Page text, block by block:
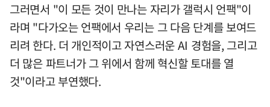
그러면서 "이 모든 것이 만나는 자리가 갤럭시 언팩"이
라며 "다가오는 언팩에서 우리는 그 다음 단계를 보여드
리려 한다. 더 개인적이고 자연스러운 AI 경험을, 그리고
더 많은 파트너가 그 위에서 함께 혁신할 토대를 열
것"이라고 부연했다.